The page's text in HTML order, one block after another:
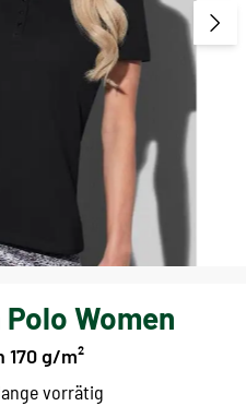
Women
170 g/m²
vorrätig